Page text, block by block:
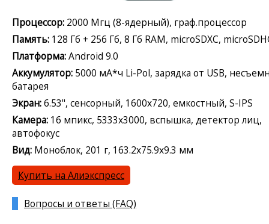
Процессор: 2000 Мгц (8-ядерный), граф.процессор
Память: 128 Гб + 256 Гб, 8 Гб RAM, microSDXC,
Платформа:Android 9.0
Аккумулятор: 5000 мА*ч Li-Pol, зарядка от USB,
батарея
Экран:6.53", сенсорный, 1600x720, емкостный, S-IPS
Камера: 16 мпикс, 5333x3000, вспышка, детектор лиц,
автофокус
Вид: Моноблок, 201 г, 163.2x75.9x9.3 мм
Купить на Алиэкспресс
Вопросы и ответы (FAQ)